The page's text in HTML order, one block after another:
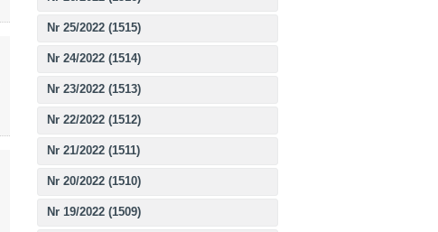
Nr 25/2022 (1515)
Nr 24/2022 (1514)
Nr 23/2022 (1513)
Nr 22/2022 (1512)
Nr 21/2022 (1511)
Nr 20/2022 (1510)
Nr 19/2022 (1509)